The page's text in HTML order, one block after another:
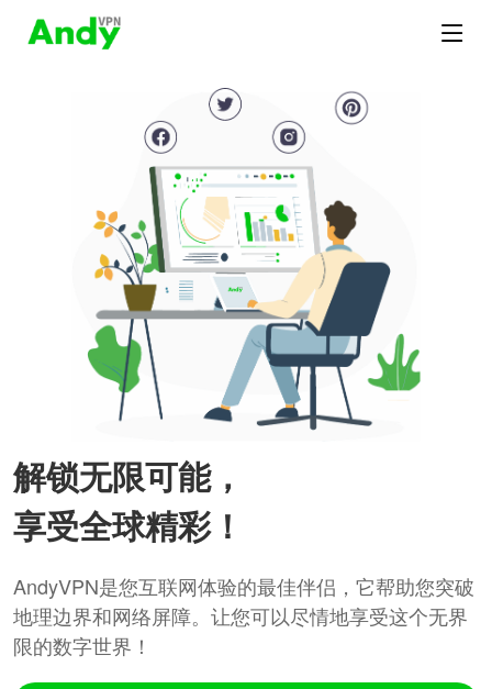
解锁无限可能，
享受全球精彩！
AndyVPN是您互联网体验的最佳伴侣，它帮助您突破
地理边界和网络屏障。让您可以尽情地享受这个无界
限的数字世界！